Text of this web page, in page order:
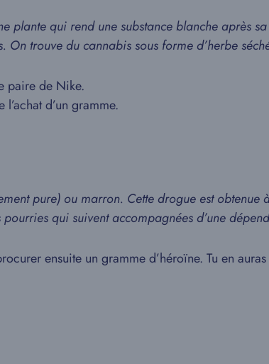
qui rend une substance blanche après
trouve du cannabis sous forme d’herbe
paire de Nike.
d’un gramme.
pure) ou marron. Cette drogue est
qui suivent accompagnées d’une
ensuite un gramme d’héroïne. Tu en